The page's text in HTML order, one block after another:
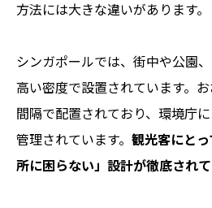
方法には大きな違いがあります。
シンガポールでは、街中や公園
高い密度で設置されています。
間隔で配置されており、環境庁
管理されています。 観光客にと
所に困らない」設計が徹底され